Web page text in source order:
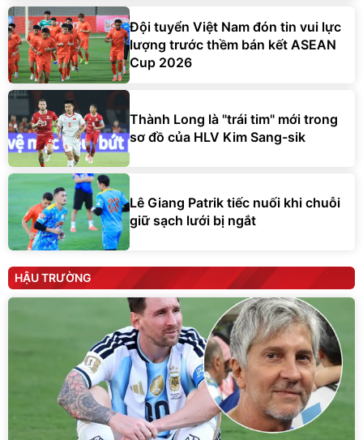
Đội tuyển Việt Nam đón tin vui lực
lượng trước thềm bán kết ASEAN
Cup 2026
Thành Long là "trái tim" mới trong
sơ đồ của HLV Kim Sang-sik
Lê Giang Patrik tiếc nuối khi chuỗi
giữ sạch lưới bị ngắt
HẬU TRƯỜNG